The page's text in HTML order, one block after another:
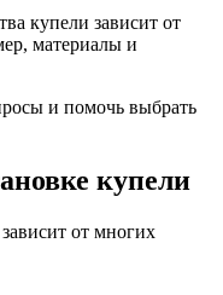
купели зависит от
материалы и
и помочь выбрать
купели
от многих